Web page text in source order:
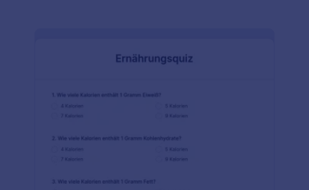
bewerten, egal wo Sie sich befinden. Machen Sie
Vergnügen! Durch Drag & Drop können Sie in
unserer kostenlosen Online-Test Vorlage neue
aktualisieren und die Fragen so schnell an Ihren
Lehrplan anpassen. Fügen Sie Anweisungen hinzu,
und verwenden Sie sogar bedingte Logik, um den